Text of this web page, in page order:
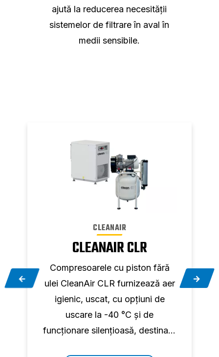
ajută la reducerea necesității
sistemelor de filtrare în aval în
medii sensibile.
CLEANAIR
CLEANAIR CLR
Compresoarele cu piston fără
ulei CleanAir CLR furnizează aer
igienic, uscat, cu opțiuni de
uscare la -40 °C și de
funcționare silențioasă, destinate